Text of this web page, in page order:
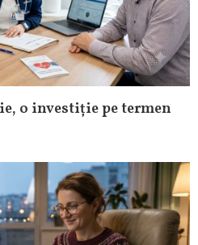
o investiție pe termen